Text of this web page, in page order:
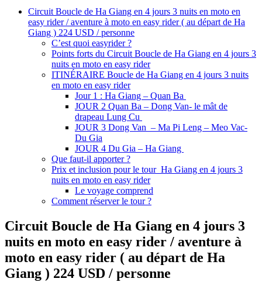
Circuit Boucle de Ha Giang en 4 jours 3 nuits en moto en
easy rider / aventure à moto en easy rider ( au départ de Ha
Giang ) 224 USD / personne
C’est quoi easyrider ?
Points forts du Circuit Boucle de Ha Giang en 4 jours 3
nuits en moto en easy rider
ITINÉRAIRE Boucle de Ha Giang en 4 jours 3 nuits
en moto en easy rider
Jour 1 : Ha Giang – Quan Ba
JOUR 2 Quan Ba – Dong Van- le mât de
drapeau Lung Cu
JOUR 3 Dong Van – Ma Pi Leng – Meo Vac-
Du Gia
JOUR 4 Du Gia – Ha Giang
Que faut-il apporter ?
Prix et inclusion pour le tour Ha Giang en 4 jours 3
nuits en moto en easy rider
Le voyage comprend
Comment réserver le tour ?
Circuit Boucle de Ha Giang en 4 jours 3
nuits en moto en easy rider / aventure à
moto en easy rider ( au départ de Ha
Giang ) 224 USD / personne